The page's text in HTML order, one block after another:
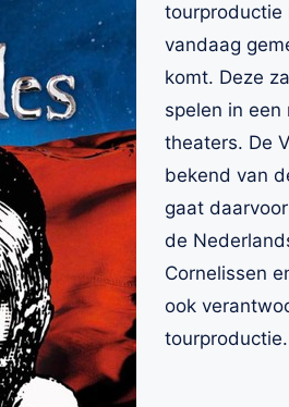
tourproductie
vandaag
komt. Deze
spelen in een
theaters. De
bekend van
gaat
de
Cornelissen
ook
tourproductie.